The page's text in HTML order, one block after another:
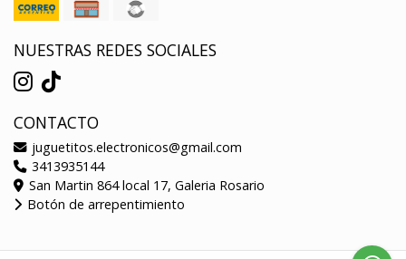
NUESTRAS REDES SOCIALES
CONTACTO
juguetitos.electronicos@gmail.com
3413935144
San Martin 864 local 17, Galeria Rosario
Botón de arrepentimiento